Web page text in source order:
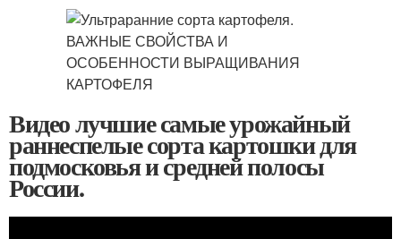
Видео лучшие самые урожайный
раннеспелые сорта картошки для
подмосковья и средней полосы
России.